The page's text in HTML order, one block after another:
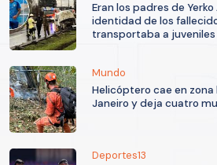
Eran los padres de Yerko
identidad de los
transportaba a
Mundo
Helicóptero cae en zona
Janeiro y deja cuatro
Deportes13